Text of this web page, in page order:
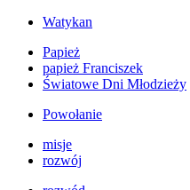
Watykan
Papież
papież Franciszek
Światowe Dni Młodzieży
Powołanie
misje
rozwój